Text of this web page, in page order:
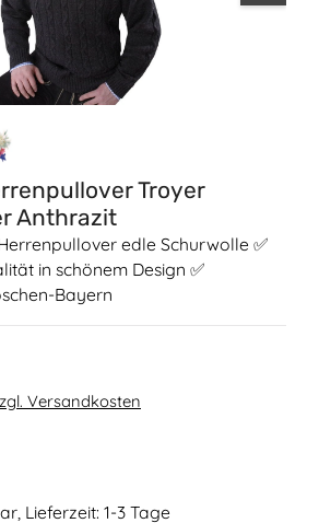
Troyer
Anthrazit
edle Schurwolle ✅
in schönem Design ✅
Bayern
Versandkosten
von 0 von 5 Sternen
Lieferzeit: 1-3 Tage